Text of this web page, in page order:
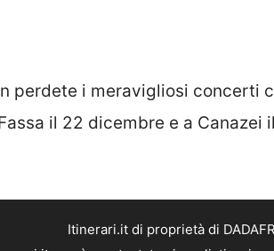
perdete i meravigliosi concerti
il 22 dicembre e a Canazei
Itinerari.it di proprietà di